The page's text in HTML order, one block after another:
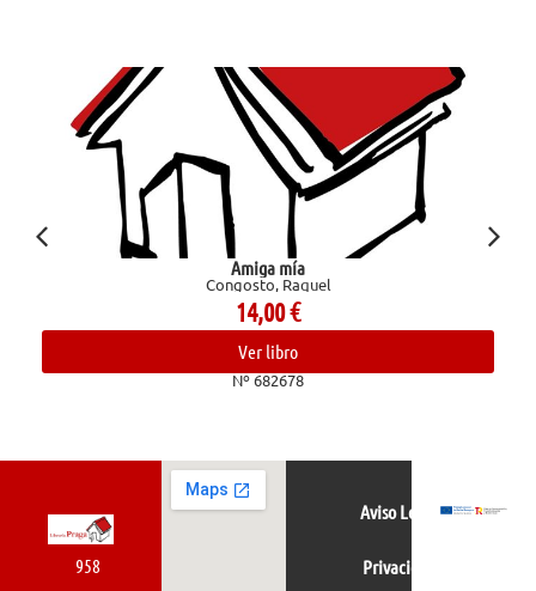
Amiga mía
Congosto, Raquel
14,00€
Ver libro
Nº 682678
958
Aviso Legal
Privacidad